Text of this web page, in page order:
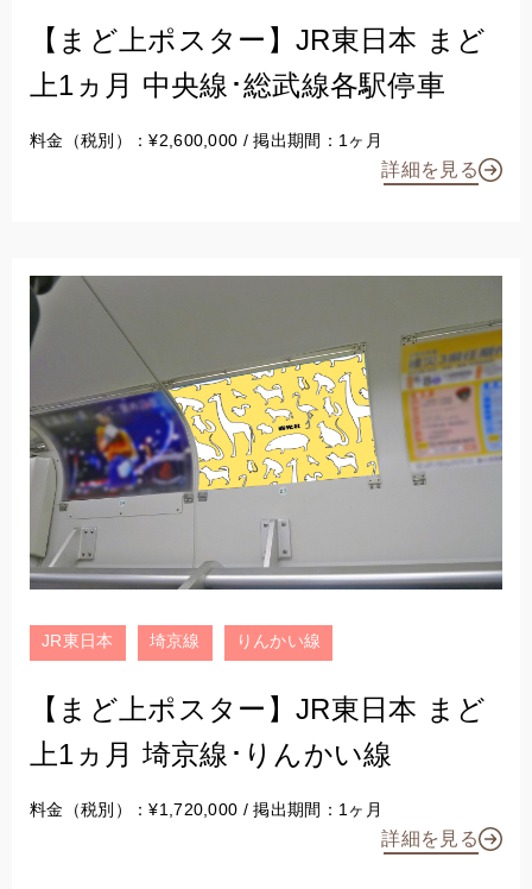
【まど上ポスター】JR東日本 まど
上1ヵ月 中央線･総武線各駅停車
料金（税別）：¥2,600,000 / 掲出期間：1ヶ月
詳細を見る
JR東日本 埼京線 りんかい線
【まど上ポスター】JR東日本 まど
上1ヵ月 埼京線･りんかい線
料金（税別）：¥1,720,000 / 掲出期間：1ヶ月
詳細を見る